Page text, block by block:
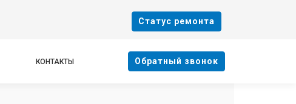
Cтатус ремонта
КОНТАКТЫ Oбратный звонок